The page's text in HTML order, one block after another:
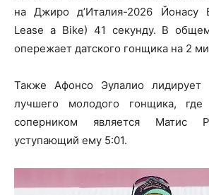
на Джиро д’Италия-2026 Йонасу
Lease a Bike) 41 секунду. В
опережает датского гонщика на 2
Также Афонсо Эулалио лидирует
лучшего молодого гонщика,
соперником является Матис
уступающий ему 5:01.